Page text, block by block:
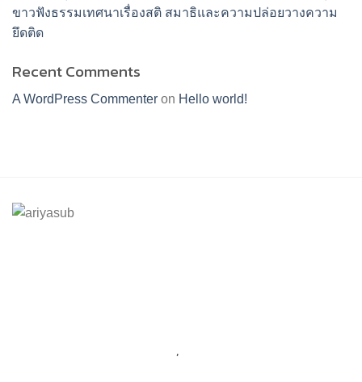
ขาวฟังธรรมเทศนาเรื่องสติ สมาธิและความปล่อยวางความ
ยึดติด
Recent Comments
A WordPress Commenter on Hello world!
,